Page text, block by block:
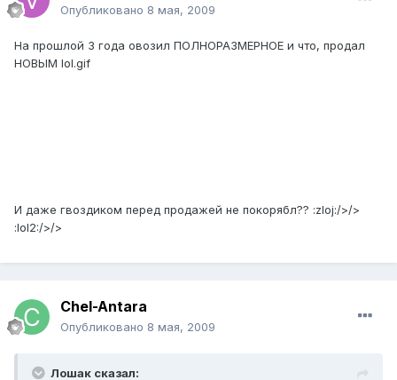
Опубликовано 8 мая, 2009
На прошлой 3 года овозил ПОЛНОРАЗМЕРНОЕ и что, продал
НОВЫМ lol.gif
И даже гвоздиком перед продажей не покорябл?? :zloj:/>/>
:lol2:/>/>
Chel-Antara
Опубликовано 8 мая, 2009
Лошак сказал: